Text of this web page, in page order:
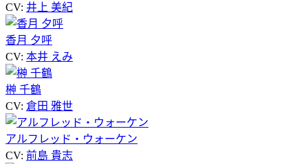
CV: 井上 美紀
香月 夕呼
CV: 本井 えみ
榊 千鶴
CV: 倉田 雅世
アルフレッド・ウォーケン
CV: 前島 貴志